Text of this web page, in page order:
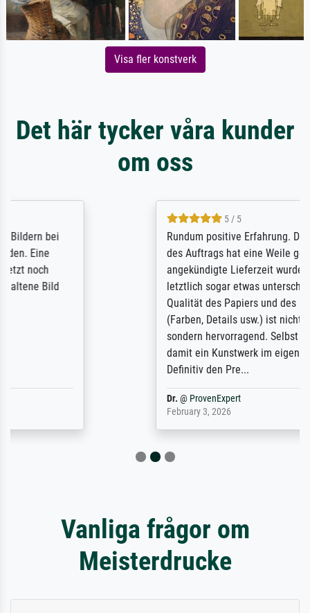
Visa fler konstverk
Det här tycker våra kunder
om oss
Rundum positive Erfahrung. Die Ausführung
des Auftrags hat eine Weile gedauert, die
angekündigte Lieferzeit wurde aber
letztlich sogar etwas unterschritten. Die
Qualität des Papiers und des Drucks
(Farben, Details usw.) ist nicht nur gut,
sondern hervorragend. Selbst ein Druck ist
damit ein Kunstwerk im eigenen Sinne.
Vanliga frågor om
Meisterdrucke